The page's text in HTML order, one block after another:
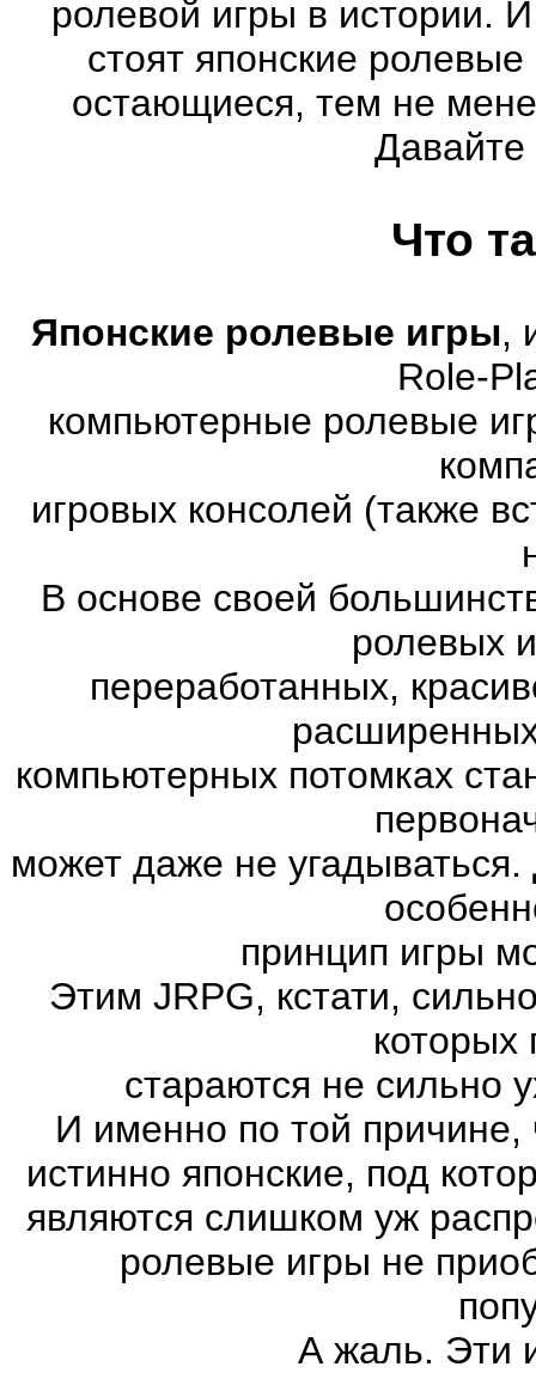
ролевой игры в истории.
стоят японские
остающиеся, тем не
Что
Японские ролевые игры,
Role-
компьютерные ролевые
игровых консолей (также
В основе своей
ролевых
переработанных,
компьютерных потомках
может даже не угадываться.
принцип игры
Этим JRPG, кстати,
которых
стараются не сильно
И именно по той причине,
истинно японские, под
являются слишком уж
ролевые игры не
А жаль. Эти